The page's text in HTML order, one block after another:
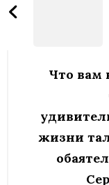
записям
Что вам
жизни